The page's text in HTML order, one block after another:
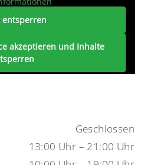
entsperren
akzeptieren und Inhalte
Geschlossen
13:00 Uhr – 21:00 Uhr